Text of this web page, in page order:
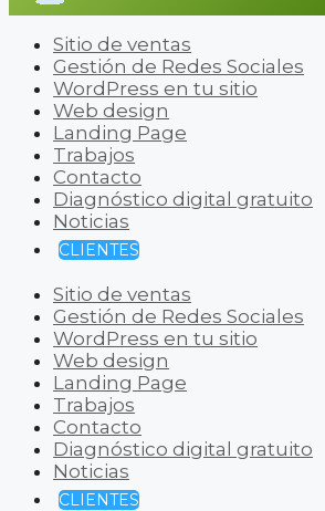
Sitio de ventas
Gestión de Redes Sociales
WordPress en tu sitio
Web design
Landing Page
Trabajos
Contacto
Diagnóstico digital gratuito
Noticias
CLIENTES
Sitio de ventas
Gestión de Redes Sociales
WordPress en tu sitio
Web design
Landing Page
Trabajos
Contacto
Diagnóstico digital gratuito
Noticias
CLIENTES